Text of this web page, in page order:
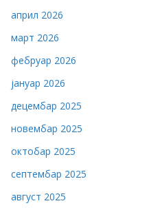
април 2026
март 2026
фебруар 2026
јануар 2026
децембар 2025
новембар 2025
октобар 2025
септембар 2025
август 2025